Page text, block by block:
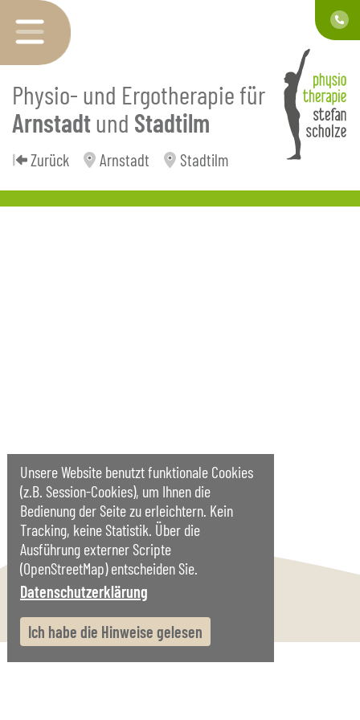
Physio- und Ergotherapie für
Arnstadtund Stadtilm
Zurück Arnstadt Stadtilm
Start Impressum
Unsere Website benutzt funktionale Cookies
(z.B. Session-Cookies), um Ihnen die
Bedienung der Seite zu erleichtern. Kein
Tracking, keine Statistik. Über die
Ausführung externer Scripte
(OpenStreetMap) entscheiden Sie.
Datenschutzerklärung
Ich habe die Hinweise gelesen